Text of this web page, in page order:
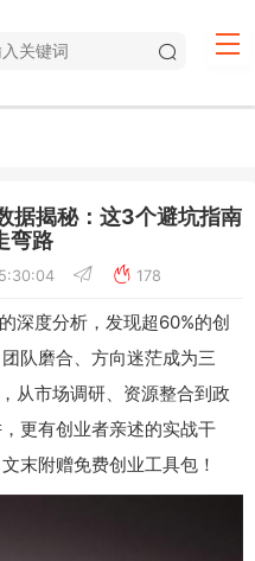
据揭秘：这3个避坑指南
弯路
178
深度分析，发现超60%的创
队磨合、方向迷茫成为三
从市场调研、资源整合到政
更有创业者亲述的实战干
末附赠免费创业工具包！